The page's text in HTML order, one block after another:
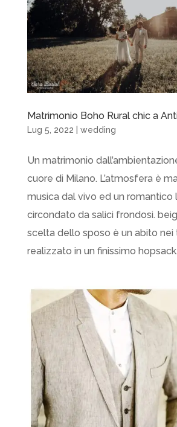
Matrimonio Boho Rural chic a
Lug 5, 2022 wedding
Un matrimonio
cuore di Milano. L’atmosfera è
musica dal vivo ed un romantico
circondato da salici frondosi.
scelta dello sposo è un abito nei
realizzato in un finissimo